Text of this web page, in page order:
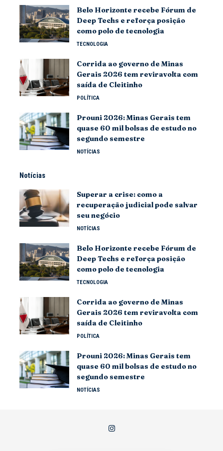
Belo Horizonte recebe Fórum de
Deep Techs e reforça posição
como polo de tecnologia
TECNOLOGIA
Corrida ao governo de Minas
Gerais 2026 tem reviravolta com
saída de Cleitinho
POLÍTICA
Prouni 2026: Minas Gerais tem
quase 60 mil bolsas de estudo no
segundo semestre
NOTÍCIAS
Notícias
Superar a crise: como a
recuperação judicial pode salvar
seu negócio
NOTÍCIAS
Belo Horizonte recebe Fórum de
Deep Techs e reforça posição
como polo de tecnologia
TECNOLOGIA
Corrida ao governo de Minas
Gerais 2026 tem reviravolta com
saída de Cleitinho
POLÍTICA
Prouni 2026: Minas Gerais tem
quase 60 mil bolsas de estudo no
segundo semestre
NOTÍCIAS